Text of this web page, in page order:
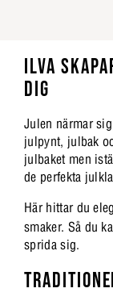
ILVA
DIG
Julen närmar
julpynt, julbak
julbaket men
de perfekta
Här hittar du
smaker. Så du
sprida sig.